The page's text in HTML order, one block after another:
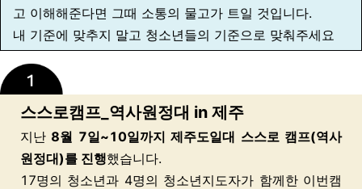
고 이해해준다면 그때 소통의 물고가 트일 것입니다.
내 기준에 맞추지 말고 청소년들의 기준으로 맞춰주세요
스스로캠프_역사원정대 in 제주
지난 8월 7일~10일까지 제주도일대 스스로 캠프(역사
원정대)를 진행했습니다.
17명의 청소년과 4명의 청소년지도자가 함께한 이번캠